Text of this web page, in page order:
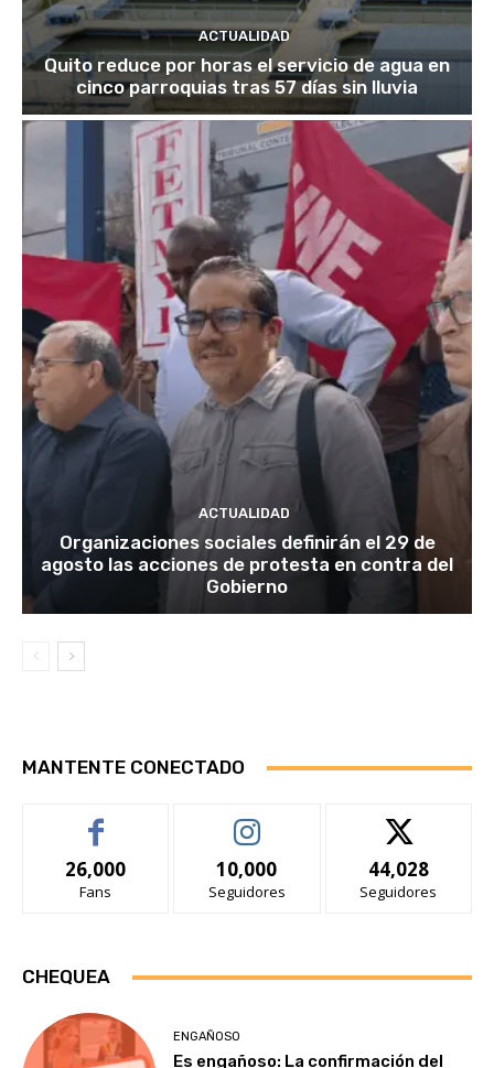
ACTUALIDAD
Quito reduce por horas el servicio de agua en
cinco parroquias tras 57 días sin lluvia
ACTUALIDAD
Organizaciones sociales definirán el 29 de
agosto las acciones de protesta en contra del
Gobierno
MANTENTE CONECTADO
26,000
Fans
10,000
Seguidores
44,028
Seguidores
CHEQUEA
ENGAÑOSO
Es engañoso: La confirmación del